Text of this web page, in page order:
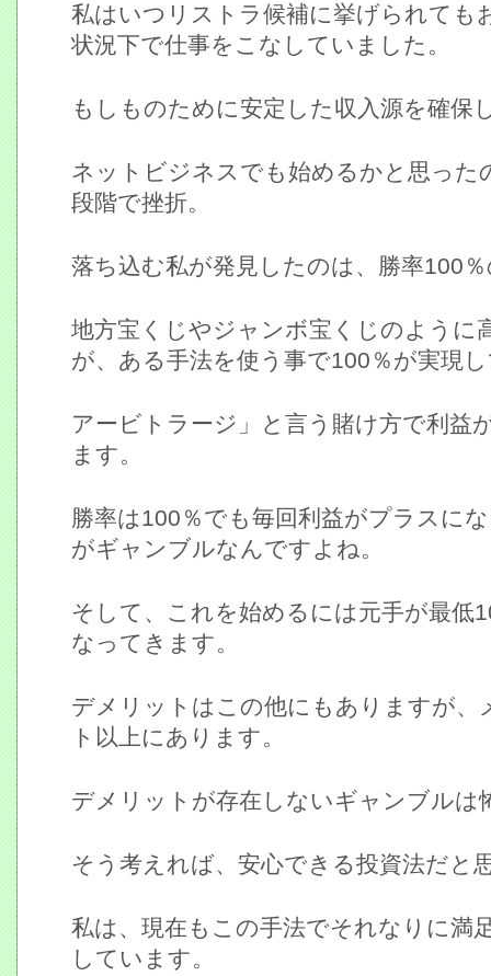
私はいつリストラ候補に挙げられても
状況下で仕事をこなしていました。
もしものために安定した収入源を確保
ネットビジネスでも始めるかと思った
段階で挫折。
落ち込む私が発見したのは、勝率100
地方宝くじやジャンボ宝くじのように
が、ある手法を使う事で100％が実現
アービトラージ」と言う賭け方で利益
ます。
勝率は100％でも毎回利益がプラスに
がギャンブルなんですよね。
そして、これを始めるには元手が最低
なってきます。
デメリットはこの他にもありますが、
ト以上にあります。
デメリットが存在しないギャンブルは
そう考えれば、安心できる投資法だと
私は、現在もこの手法でそれなりに満
しています。